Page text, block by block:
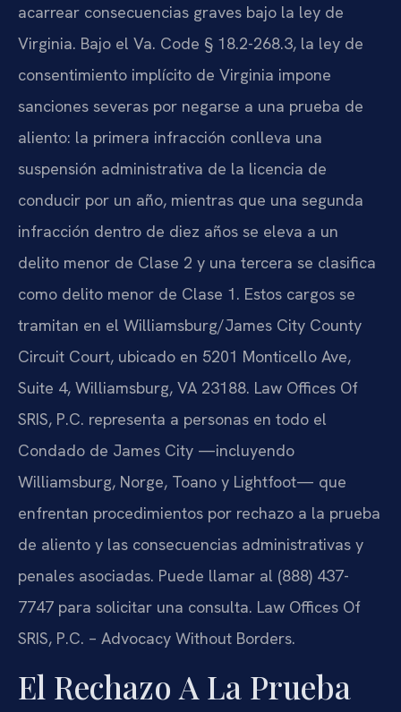
acarrear consecuencias graves bajo la ley de
Virginia. Bajo el Va. Code § 18.2-268.3, la ley de
consentimiento implícito de Virginia impone
sanciones severas por negarse a una prueba de
aliento: la primera infracción conlleva una
suspensión administrativa de la licencia de
conducir por un año, mientras que una segunda
infracción dentro de diez años se eleva a un
delito menor de Clase 2 y una tercera se clasifica
como delito menor de Clase 1. Estos cargos se
tramitan en el Williamsburg/James City County
Circuit Court, ubicado en 5201 Monticello Ave,
Suite 4, Williamsburg, VA 23188. Law Offices Of
SRIS, P.C. representa a personas en todo el
Condado de James City —incluyendo
Williamsburg, Norge, Toano y Lightfoot— que
enfrentan procedimientos por rechazo a la prueba
de aliento y las consecuencias administrativas y
penales asociadas. Puede llamar al (888) 437-
7747 para solicitar una consulta. Law Offices Of
SRIS, P.C. – Advocacy Without Borders.
El Rechazo A La Prueba